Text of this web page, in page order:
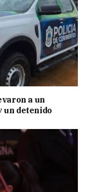
a un
un detenido